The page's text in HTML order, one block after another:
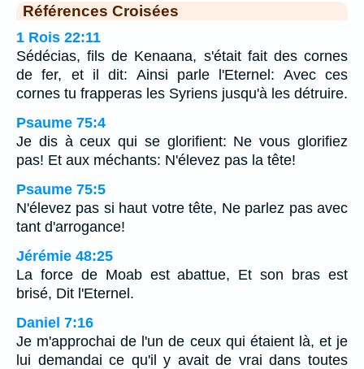
Références Croisées
1 Rois 22:11
Sédécias, fils de Kenaana, s'était fait des cornes
de fer, et il dit: Ainsi parle l'Eternel: Avec ces
cornes tu frapperas les Syriens jusqu'à les détruire.
Psaume 75:4
Je dis à ceux qui se glorifient: Ne vous glorifiez
pas! Et aux méchants: N'élevez pas la tête!
Psaume 75:5
N'élevez pas si haut votre tête, Ne parlez pas avec
tant d'arrogance!
Jérémie 48:25
La force de Moab est abattue, Et son bras est
brisé, Dit l'Eternel.
Daniel 7:16
Je m'approchai de l'un de ceux qui étaient là, et je
lui demandai ce qu'il y avait de vrai dans toutes